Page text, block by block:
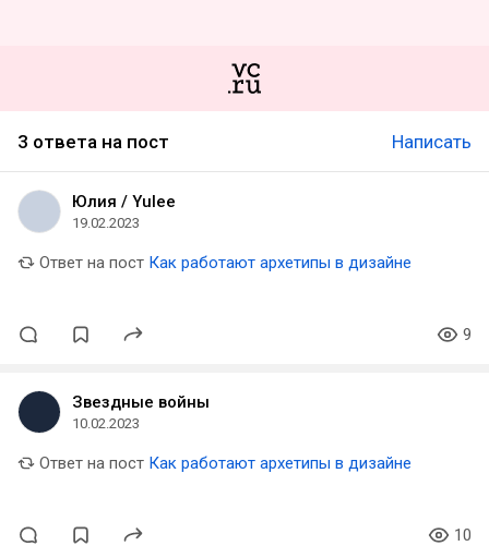
3 ответа на пост Написать
Юлия / Yulee
19.02.2023
Ответ на пост Как работают архетипы в дизайне
9
Звездные войны
10.02.2023
Ответ на пост Как работают архетипы в дизайне
10